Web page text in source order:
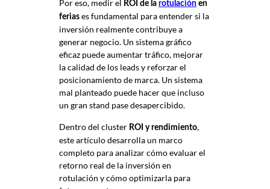
Por eso, medir el ROI de la rotulación en
ferias es fundamental para entender si la
inversión realmente contribuye a
generar negocio. Un sistema gráfico
eficaz puede aumentar tráfico, mejorar
la calidad de los leads y reforzar el
posicionamiento de marca. Un sistema
mal planteado puede hacer que incluso
un gran stand pase desapercibido.
Dentro del cluster ROI y rendimiento,
este artículo desarrolla un marco
completo para analizar cómo evaluar el
retorno real de la inversión en
rotulación y cómo optimizarla para